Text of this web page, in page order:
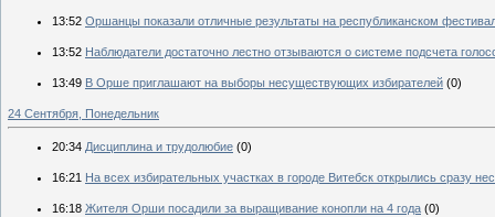
13:52 Оршанцы показали отличные результаты на республиканском
13:52 Наблюдатели достаточно лестно отзываются о системе подсчета
13:49 В Орше приглашают на выборы несуществующих избирателей (0)
24 Сентября, Понедельник
20:34 Дисциплина и трудолюбие (0)
16:21 На всех избирательных участках в городе Витебск открылись сразу
16:18 Жителя Орши посадили за выращивание конопли на 4 года (0)